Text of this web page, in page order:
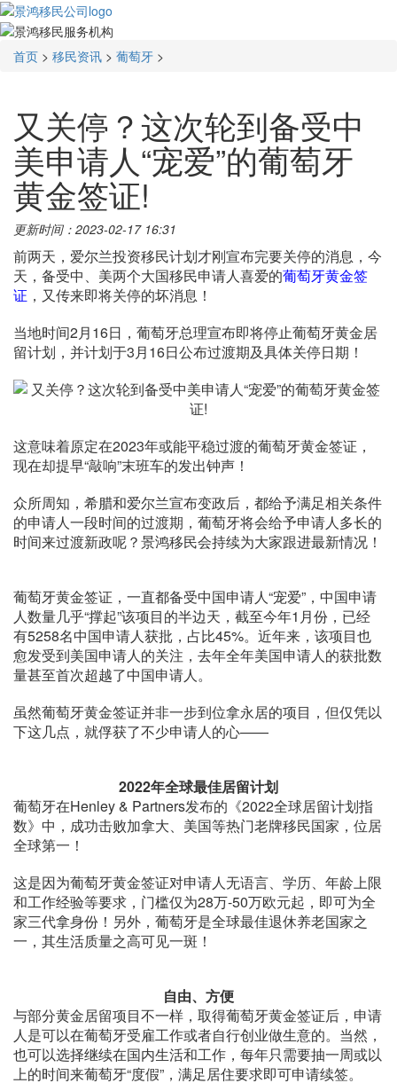
首页 > 移民资讯 > 葡萄牙 >
又关停？这次轮到备受中
美申请人“宠爱”的葡萄牙
黄金签证!
更新时间：2023-02-17 16:31
前两天，爱尔兰投资移民计划才刚宣布完要关停的消息，今
天，备受中、美两个大国移民申请人喜爱的葡萄牙黄金签
证 ，又传来即将关停的坏消息！
当地时间2月16日，葡萄牙总理宣布即将停止葡萄牙黄金居
留计划，并计划于3月16日公布过渡期及具体关停日期！
这意味着原定在2023年或能平稳过渡的葡萄牙黄金签证，
现在却提早“敲响”末班车的发出钟声！
众所周知，希腊和爱尔兰宣布变政后，都给予满足相关条件
的申请人一段时间的过渡期，葡萄牙将会给予申请人多长的
时间来过渡新政呢？景鸿移民会持续为大家跟进最新情况！
葡萄牙黄金签证，一直都备受中国申请人“宠爱”，中国申请
人数量几乎“撑起”该项目的半边天，截至今年1月份，已经
有5258名中国申请人获批，占比45%。近年来，该项目也
愈发受到美国申请人的关注，去年全年美国申请人的获批数
量甚至首次超越了中国申请人。
虽然葡萄牙黄金签证并非一步到位拿永居的项目，但仅凭以
下这几点，就俘获了不少申请人的心——
2022年全球最佳居留计划
葡萄牙在Henley & Partners发布的《2022全球居留计划指
数》中，成功击败加拿大、美国等热门老牌移民国家，位居
全球第一！
这是因为葡萄牙黄金签证对申请人无语言、学历、年龄上限
和工作经验等要求，门槛仅为28万-50万欧元起，即可为全
家三代拿身份！另外，葡萄牙是全球最佳退休养老国家之
一，其生活质量之高可见一斑！
自由、方便
与部分黄金居留项目不一样，取得葡萄牙黄金签证后，申请
人是可以在葡萄牙受雇工作或者自行创业做生意的。当然，
也可以选择继续在国内生活和工作，每年只需要抽一周或以
上的时间来葡萄牙“度假”，满足居住要求即可申请续签。